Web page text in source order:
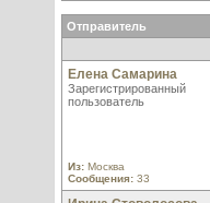
Отправитель
Елена Самарина
Зарегистрированный
пользователь
Из: Москва
Сообщения: 33